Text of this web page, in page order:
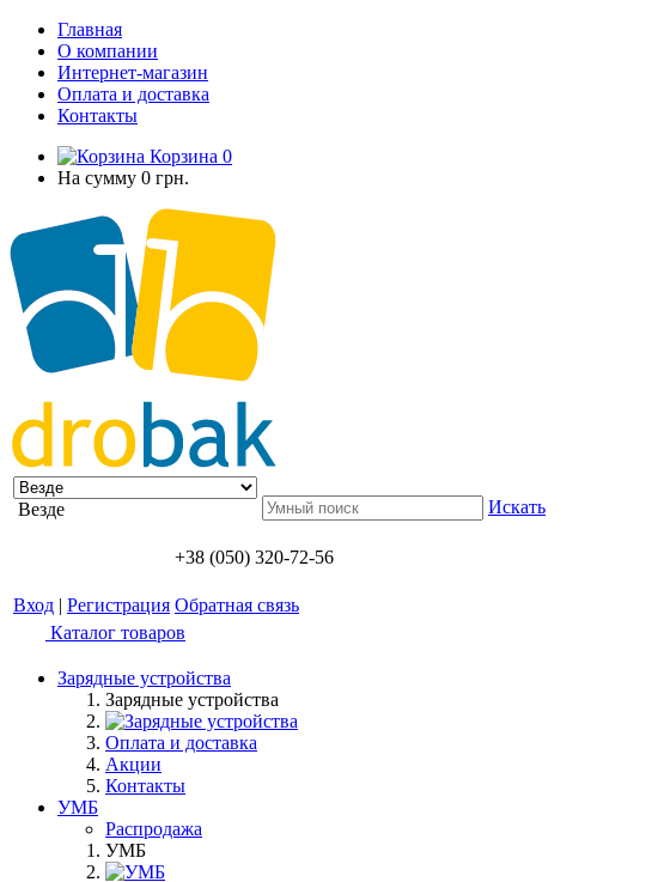
Главная
О компании
Интернет-магазин
Оплата и доставка
Контакты
Корзина 0
На сумму 0 грн.
Везде Искать
+38 (050) 320-72-56
Вход | Регистрация Обратная связь
Каталог товаров
Зарядные устройства
Зарядные устройства
Оплата и доставка
Акции
Контакты
УМБ
Распродажа
УМБ